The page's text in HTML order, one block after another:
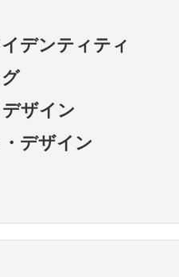
デンティティ
ザイン
デザイン